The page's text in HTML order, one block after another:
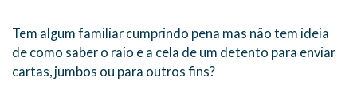
Tem algum familiar cumprindo pena mas não tem ideia
de como saber o raio e a cela de um detento para enviar
cartas, jumbos ou para outros fins?